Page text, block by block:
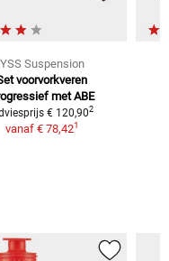
YSS Suspension
voorvorkveren
met ABE
€ 120,902
vanaf € 78,421